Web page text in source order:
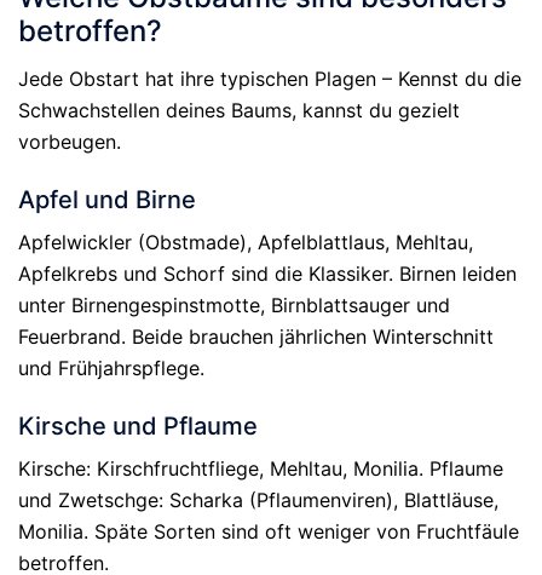
betroffen?
Jede Obstart hat ihre typischen Plagen – Kennst du die
Schwachstellen deines Baums, kannst du gezielt
vorbeugen.
Apfel und Birne
Apfelwickler (Obstmade), Apfelblattlaus, Mehltau,
Apfelkrebs und Schorf sind die Klassiker. Birnen leiden
unter Birnengespinstmotte, Birnblattsauger und
Feuerbrand. Beide brauchen jährlichen Winterschnitt
und Frühjahrspflege.
Kirsche und Pflaume
Kirsche: Kirschfruchtfliege, Mehltau, Monilia. Pflaume
und Zwetschge: Scharka (Pflaumenviren), Blattläuse,
Monilia. Späte Sorten sind oft weniger von Fruchtfäule
betroffen.